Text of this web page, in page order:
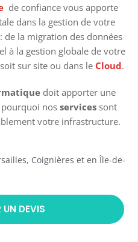
de confiance vous apporte
dans la gestion de votre
la migration des données
à la gestion globale de votre
sur site ou dans le Cloud.
doit apporter une
pourquoi nos services sont
votre infrastructure.
Coignières et en Île-de-
UN DEVIS